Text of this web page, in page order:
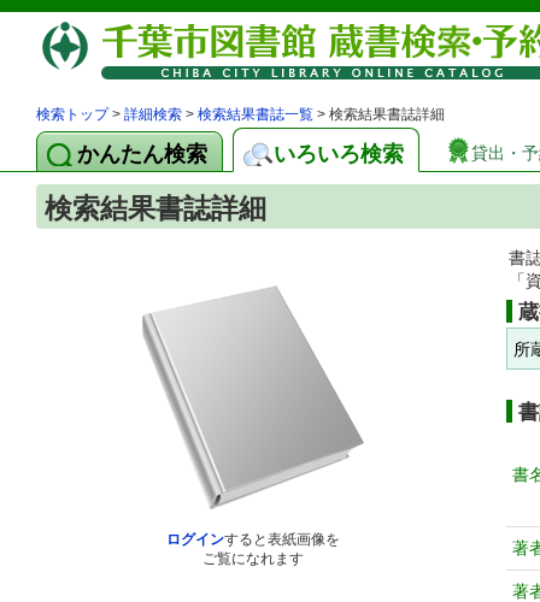
検索トップ> 詳細検索 > 検索結果書誌一覧 > 検索結果書誌詳細
かんたん検索 いろいろ検索 貸出・
検索結果書誌詳細
ログインすると表紙画像を
ご覧になれます
書
「
所
書
著
著